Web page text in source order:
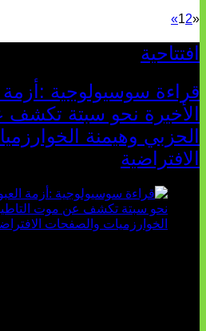
«
12
»
افتتاحية
قراءة سوسيولوجية :أزمة
الأخيرة نحو سبتة تكشف
الحزبي وهيمنة
الافتراضية